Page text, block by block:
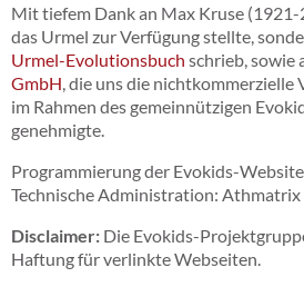
Mit tiefem Dank an Max Kruse
das Urmel zur Verfügung stellte,
Urmel-Evolutionsbuch schrieb, sowie
GmbH , die uns die
im Rahmen des gemeinnützigen
genehmigte.
Programmierung der Evokids-
Technische Administration: Athmatrix
Disclaimer: Die Evokids-
Haftung für verlinkte Webseiten.